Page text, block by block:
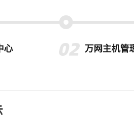
心 万网主机管